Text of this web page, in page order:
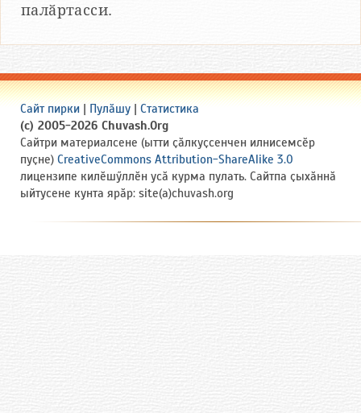
палӑртасси.
Сайт пирки | Пулӑшу | Статистика
(c) 2005-2026 Chuvash.Org
Сайтри материалсене (ытти ҫӑлкуҫсенчен илнисемсӗр
пуҫне) CreativeCommons Attribution-ShareAlike 3.0
лицензипе килӗшӳллӗн усӑ курма пулать. Сайтпа ҫыхӑннӑ
ыйтусене кунта ярӑр: site(a)chuvash.org